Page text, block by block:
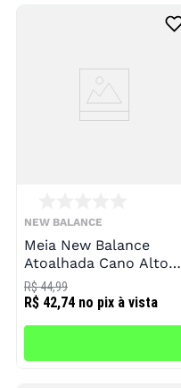
NEW BALANCE
Meia New Balance
Atoalhada Cano Alto 3
Pares Infantil
R$ 42,74 no pix à vista
R$ 44,99